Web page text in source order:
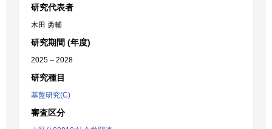
研究代表者
木田 勇輔
研究期間 (年度)
2025 – 2028
研究種目
基盤研究(C)
審査区分